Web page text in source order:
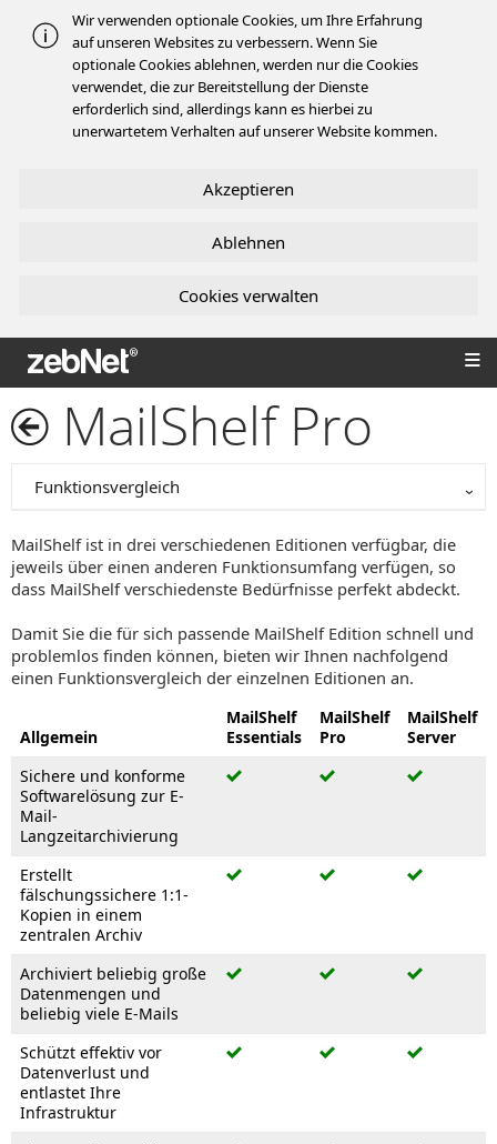
Wir verwenden optionale Cookies, um Ihre Erfahrung
auf unseren Websites zu verbessern. Wenn Sie
optionale Cookies ablehnen, werden nur die Cookies
verwendet, die zur Bereitstellung der Dienste
erforderlich sind, allerdings kann es hierbei zu
unerwartetem Verhalten auf unserer Website kommen.
Akzeptieren
Ablehnen
Cookies verwalten
zebNet®
MailShelf Pro
Funktionsvergleich
MailShelf ist in drei verschiedenen Editionen verfügbar, die
jeweils über einen anderen Funktionsumfang verfügen, so
dass MailShelf verschiedenste Bedürfnisse perfekt abdeckt.
Damit Sie die für sich passende MailShelf Edition schnell und
problemlos finden können, bieten wir Ihnen nachfolgend
einen Funktionsvergleich der einzelnen Editionen an.
Allgemein
MailShelf
Essentials
MailShelf
Pro
MailShelf
Server
Sichere und konforme
Softwarelösung zur E-
Mail-
Langzeitarchivierung
Erstellt
fälschungssichere 1:1-
Kopien in einem
zentralen Archiv
Archiviert beliebig große
Datenmengen und
beliebig viele E-Mails
Schützt effektiv vor
Datenverlust und
entlastet Ihre
Infrastruktur